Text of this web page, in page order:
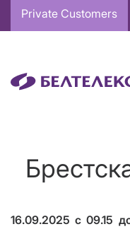
Основная
навигация
Private Customers
16.09.2025 с 09.15